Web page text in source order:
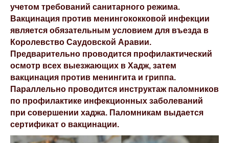
учетом требований санитарного режима.
Вакцинация против менингококковой инфекции
является обязательным условием для въезда в
Королевство Саудовской Аравии.
Предварительно проводится профилактический
осмотр всех выезжающих в Хадж, затем
вакцинация против менингита и гриппа.
Параллельно проводится инструктаж паломников
по профилактике инфекционных заболеваний
при совершении хаджа. Паломникам выдается
сертификат о вакцинации.